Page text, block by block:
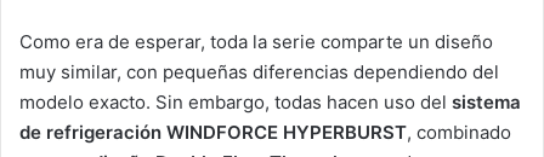
Como era de esperar, toda la serie comparte un diseño
muy similar, con pequeñas diferencias dependiendo del
modelo exacto. Sin embargo, todas hacen uso del sistema
de refrigeración WINDFORCE HYPERBURST, combinado